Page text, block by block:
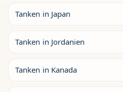
Tanken in Japan
Tanken in Jordanien
Tanken in Kanada